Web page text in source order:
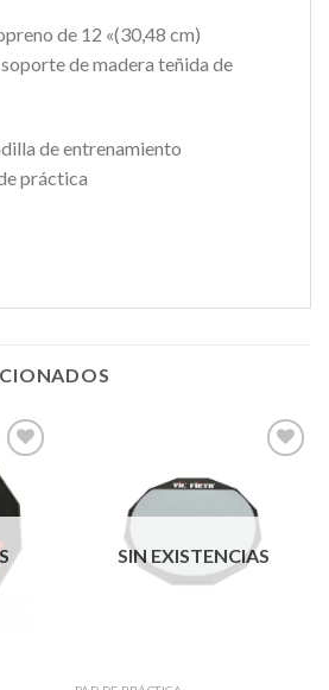
de 12 «(30,48 cm)
de madera teñida de
de entrenamiento
práctica
de
Añadir
lista de
deseos
SIN EXISTENCIAS